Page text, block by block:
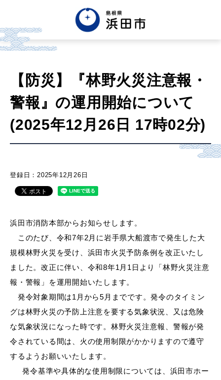
한글 Tiếng việt Tagalog
市政情報
健康・福祉・子育て
産業・ビジネス
教育・文化・ スポーツ
移住・定住 （はまだぐらし）
観光・飲食
場面から探す
【防災】『林野火災注意報・
警報』の運用開始について
(2025年12月26日 17時02分)
登録日：2025年12月26日
浜田市消防本部からお知らせします。
このたび、令和7年2月に岩手県大船渡市で発生した大
規模林野火災を受け、浜田市火災予防条例を改正いたし
ました。改正に伴い、令和8年1月1日より「林野火災注意
報・警報」を運用開始いたします。
発令対象期間は1月から5月までです。発令のタイミン
グは林野火災の予防上注意を要する気象状況、又は危険
な気象状況になった時です。林野火災注意報、警報が発
令されている間は、火の使用制限がかかりますので遵守
するようお願いいたします。
発令基準や具体的な使用制限については、浜田市ホー